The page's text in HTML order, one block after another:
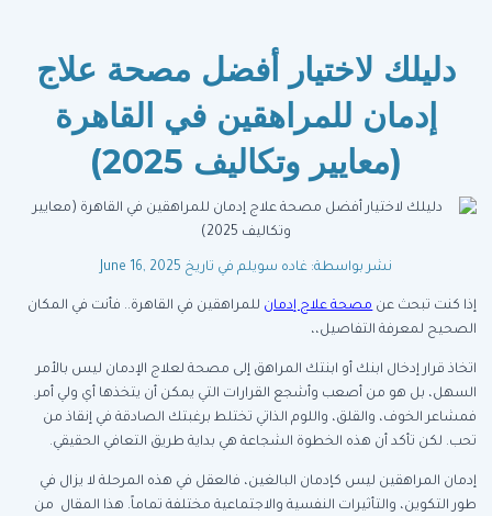
دليلك لاختيار أفضل مصحة علاج
إدمان للمراهقين في القاهرة
(معايير وتكاليف 2025)
نشر بواسطة: غاده سويلم في تاريخ June 16, 2025
إذا كنت تبحث عنمصحة علاج إدمان للمراهقين في القاهرة.. فأنت في المكان
الصحيح لمعرفة التفاصيل،،
اتخاذ قرار إدخال ابنك أو ابنتك المراهق إلى مصحة لعلاج الإدمان ليس بالأمر
السهل، بل هو من أصعب وأشجع القرارات التي يمكن أن يتخذها أي ولي أمر.
فمشاعر الخوف، والقلق، واللوم الذاتي تختلط برغبتك الصادقة في إنقاذ من
تحب. لكن تأكد أن هذه الخطوة الشجاعة هي بداية طريق التعافي الحقيقي.
إدمان المراهقين ليس كإدمان البالغين، فالعقل في هذه المرحلة لا يزال في
طور التكوين، والتأثيرات النفسية والاجتماعية مختلفة تماماً. هذا المقال من